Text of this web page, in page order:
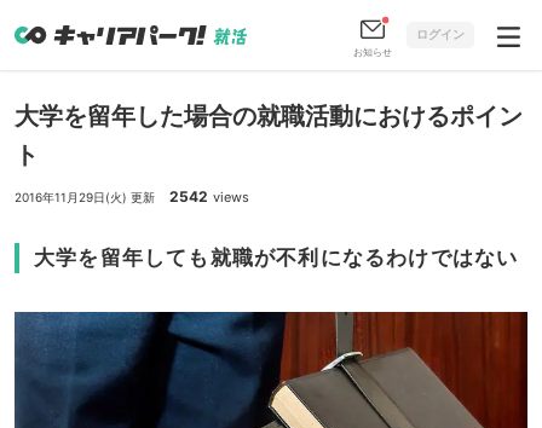
お知らせ
ログイン
大学を留年した場合の就職活動におけるポイン
ト
2016年11月29日(火) 更新 2542 views
大学を留年しても就職が不利になるわけではない